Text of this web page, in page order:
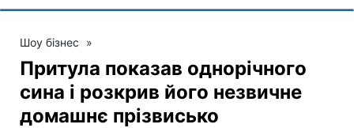
Шоу бізнес »
Притула показав однорічного
сина і розкрив його незвичне
домашнє прізвисько